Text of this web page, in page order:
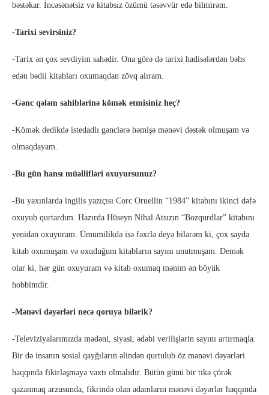
bəstəkar. İncəsənətsiz və kitabsız özümü təsəvvür edə bilmirəm.
-Tarixi sevirsiniz?
-Tarix ən çox sevdiyim sahədir. Ona görə də tarixi hadisələrdən bəhs
edən bədii kitabları oxumaqdan zövq alıram.
-Gənc qələm sahiblərinə kömək etmisiniz heç?
-Kömək dedikdə istedadlı gənclərə həmişə mənəvi dəstək olmuşam və
olmaqdayam.
-Bu gün hansı müəllifləri oxuyursunuz?
-Bu yaxınlarda ingilis yazıçısı Corc Oruellin “1984” kitabını ikinci dəfə
oxuyub qurtardım. Hazırda Hüseyn Nihal Atsızın “Bozqurdlar” kitabını
yenidən oxuyuram. Ümumilikdə isə fəxrlə deyə bilərəm ki, çox sayda
kitab oxumuşam və oxuduğum kitabların sayını unutmuşam. Demək
olar ki, hər gün oxuyuram və kitab oxumaq mənim ən böyük
hobbimdir.
-Mənəvi dəyərləri necə qoruya bilərik?
-Televiziyalarımızda mədəni, siyasi, ədəbi verilişlərin sayını artırmaqla.
Bir də insanın sosial qayğıların əlindən qurtulub öz mənəvi dəyərləri
haqqında fikirləşməyə vaxtı olmalıdır. Bütün günü bir tikə çörək
qazanmaq arzusunda, fikrində olan adamların mənəvi dəyərlər haqqında